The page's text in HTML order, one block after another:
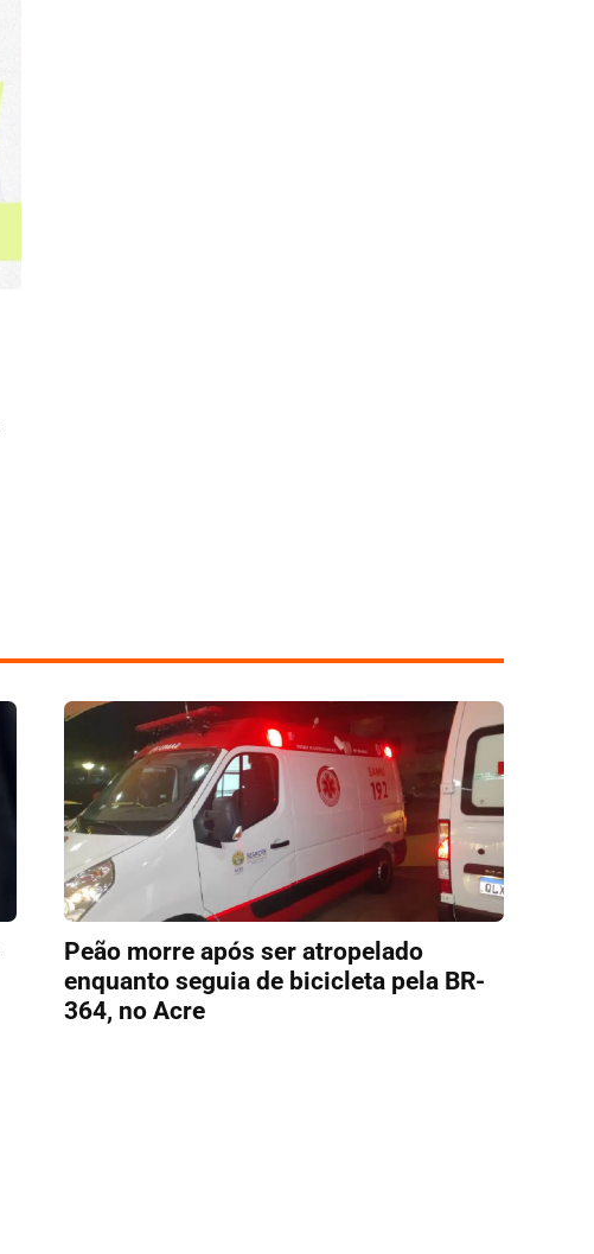
Peão morre após ser atropelado
enquanto seguia de bicicleta pela BR-
364, no Acre